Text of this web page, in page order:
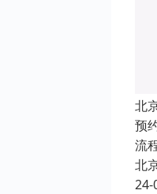
北
预
流
北
24-